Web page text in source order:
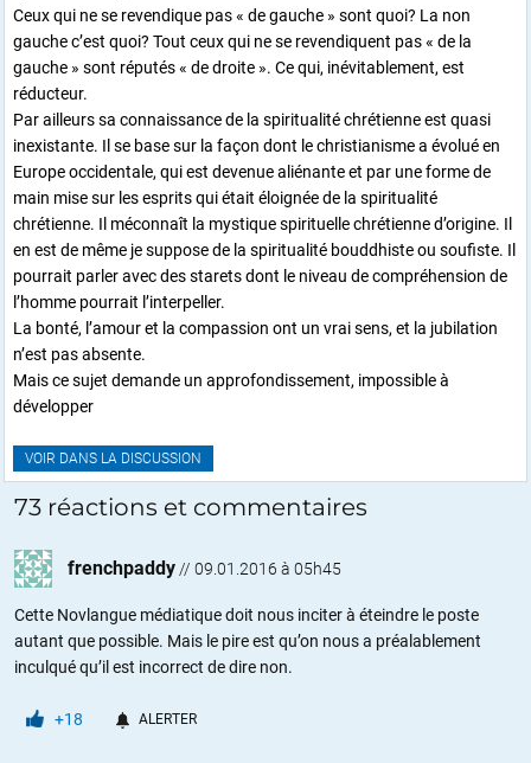
Ceux qui ne se revendique pas « de gauche » sont quoi? La non
gauche c’est quoi? Tout ceux qui ne se revendiquent pas « de la
gauche » sont réputés « de droite ». Ce qui, inévitablement, est
réducteur.
Par ailleurs sa connaissance de la spiritualité chrétienne est quasi
inexistante. Il se base sur la façon dont le christianisme a évolué en
Europe occidentale, qui est devenue aliénante et par une forme de
main mise sur les esprits qui était éloignée de la spiritualité
chrétienne. Il méconnaît la mystique spirituelle chrétienne d’origine. Il
en est de même je suppose de la spiritualité bouddhiste ou soufiste. Il
pourrait parler avec des starets dont le niveau de compréhension de
l’homme pourrait l’interpeller.
La bonté, l’amour et la compassion ont un vrai sens, et la jubilation
n’est pas absente.
Mais ce sujet demande un approfondissement, impossible à
développer
VOIR DANS LA DISCUSSION
73 réactions et commentaires
frenchpaddy // 09.01.2016 à 05h45
Cette Novlangue médiatique doit nous inciter à éteindre le poste
autant que possible. Mais le pire est qu’on nous a préalablement
inculqué qu’il est incorrect de dire non.
+18 ALERTER